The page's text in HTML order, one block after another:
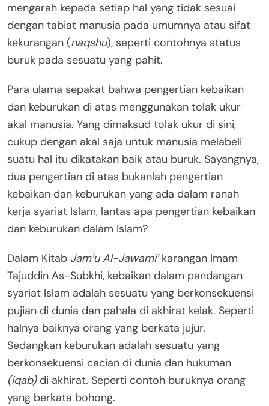
mengarah kepada setiap hal yang tidak sesuai
dengan tabiat manusia pada umumnya atau sifat
kekurangan (naqshu), seperti contohnya status
buruk pada sesuatu yang pahit.
Para ulama sepakat bahwa pengertian kebaikan
dan keburukan di atas menggunakan tolak ukur
akal manusia. Yang dimaksud tolak ukur di sini,
cukup dengan akal saja untuk manusia melabeli
suatu hal itu dikatakan baik atau buruk. Sayangnya,
dua pengertian di atas bukanlah pengertian
kebaikan dan keburukan yang ada dalam ranah
kerja syariat Islam, lantas apa pengertian kebaikan
dan keburukan dalam Islam?
Dalam Kitab Jam’u Al-Jawami’karangan Imam
Tajuddin As-Subkhi, kebaikan dalam pandangan
syariat Islam adalah sesuatu yang berkonsekuensi
pujian di dunia dan pahala di akhirat kelak. Seperti
halnya baiknya orang yang berkata jujur.
Sedangkan keburukan adalah sesuatu yang
berkonsekuensi cacian di dunia dan hukuman
(iqab)di akhirat. Seperti contoh buruknya orang
yang berkata bohong.